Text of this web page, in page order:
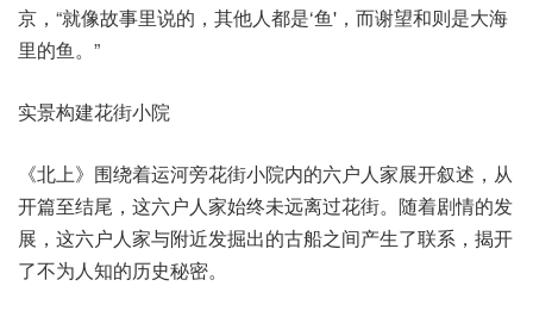
京，“就像故事里说的，其他人都是‘鱼'，而谢望和则是大海
里的鱼。”
实景构建花街小院
《北上》围绕着运河旁花街小院内的六户人家展开叙述，从
开篇至结尾，这六户人家始终未远离过花街。随着剧情的发
展，这六户人家与附近发掘出的古船之间产生了联系，揭开
了不为人知的历史秘密。